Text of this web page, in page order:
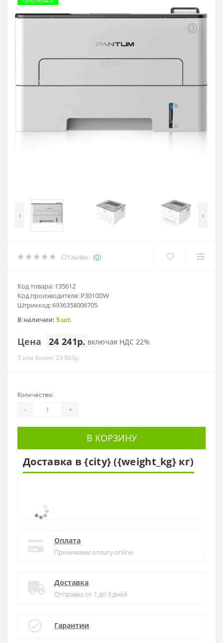
‹ ›
Отзывы: (0)
Код товара: 135612
Код производителя: P3010DW
Штрихкод: 6936358006705
В наличии: 5 шт.
Цена 24 241р. включая НДС 22%
5 или более: 23 863р.
Количество:
- +
В КОРЗИНУ
Доставка в {city} ({weight_kg} кг)
Оплата
Принимаем оплату online
Доставка
Отправка от 1 до 3 дней
Гарантии